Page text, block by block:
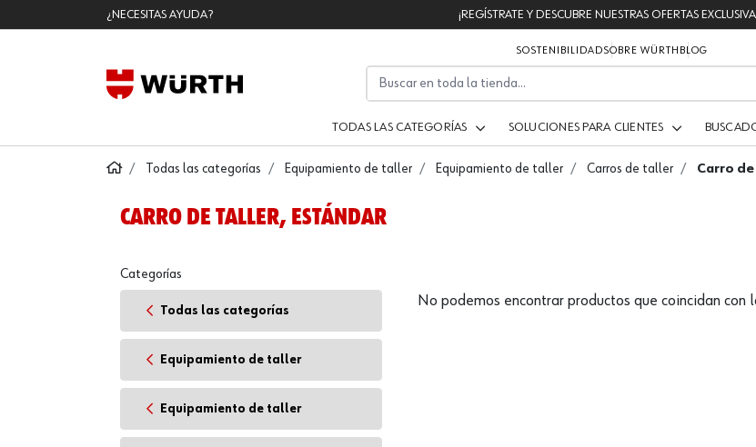
¿NECESITAS AYUDA? ¡REGÍSTRATE Y DESCUBRE NUESTRAS OFERTAS
SOSTENIBILIDADSOBRE WÜRTH BLOG
TODAS LAS CATEGORÍAS SOLUCIONES PARA CLIENTES
Todas las categorías Equipamiento de taller Equipamiento de taller Carros de taller Carro
CARRO DE TALLER, ESTÁNDAR
No podemos encontrar productos que coincidan con
Categorías
Todas las categorías
Equipamiento de taller
Equipamiento de taller